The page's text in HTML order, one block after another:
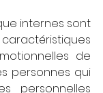
internes sont
de
personnes qui
personnelles